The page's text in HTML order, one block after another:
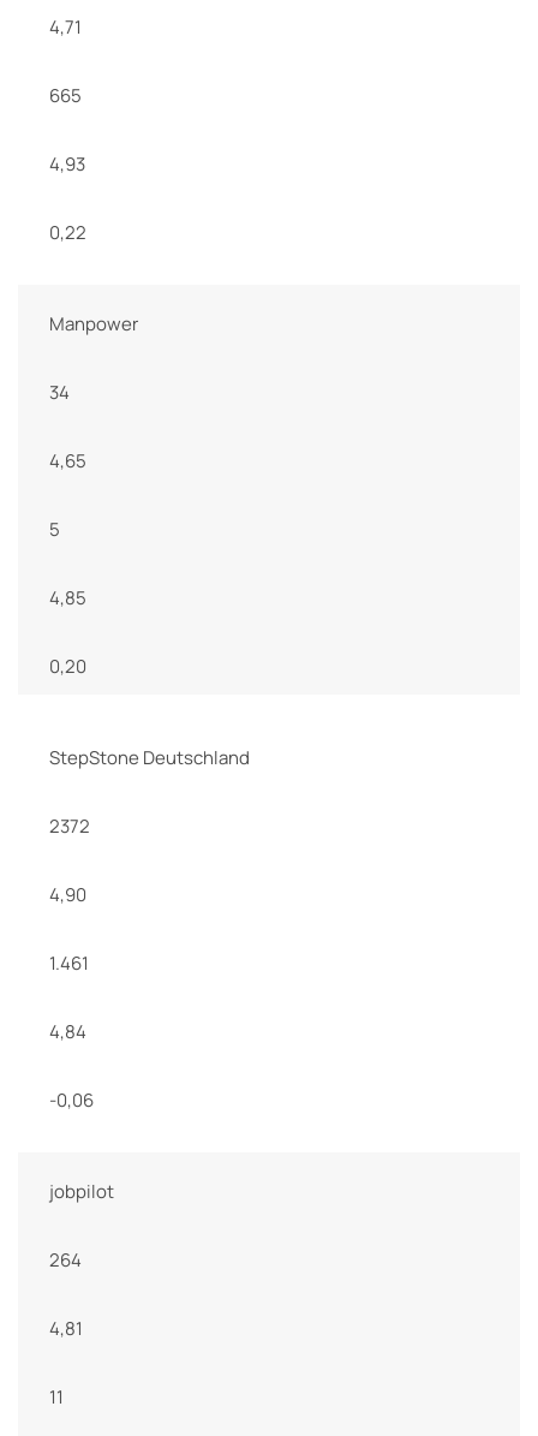
4,71
665
4,93
0,22
Manpower
34
4,65
5
4,85
0,20
StepStone Deutschland
2372
4,90
1.461
4,84
-0,06
jobpilot
264
4,81
11